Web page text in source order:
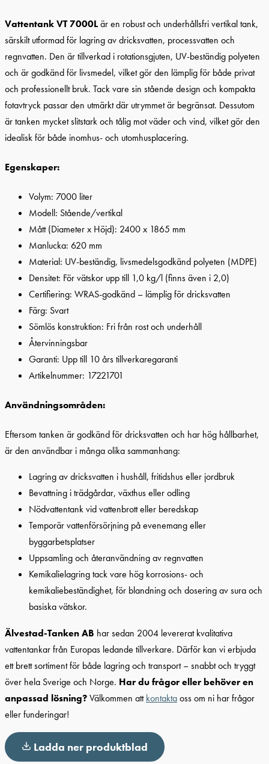
Vattentank VT 7000Lär en robust och underhållsfri vertikal tank,
särskilt utformad för lagring av dricksvatten, processvatten och
regnvatten. Den är tillverkad i rotationsgjuten, UV-beständig polyeten
och är godkänd för livsmedel, vilket gör den lämplig för både privat
och professionellt bruk. Tack vare sin stående design och kompakta
fotavtryck passar den utmärkt där utrymmet är begränsat. Dessutom
är tanken mycket slitstark och tålig mot väder och vind, vilket gör den
idealisk för både inomhus- och utomhusplacering.
Egenskaper:
Volym: 7000 liter
Modell: Stående/vertikal
Mått (Diameter x Höjd): 2400 x 1865 mm
Manlucka: 620 mm
Material: UV-beständig, livsmedelsgodkänd polyeten (MDPE)
Densitet: För vätskor upp till 1,0 kg/l (finns även i 2,0)
Certifiering: WRAS-godkänd – lämplig för dricksvatten
Färg: Svart
Sömlös konstruktion: Fri från rost och underhåll
Återvinningsbar
Garanti: Upp till 10 års tillverkaregaranti
Artikelnummer: 17221701
Användningsområden:
Eftersom tanken är godkänd för dricksvatten och har hög hållbarhet,
är den användbar i många olika sammanhang:
Lagring av dricksvatten i hushåll, fritidshus eller jordbruk
Bevattning i trädgårdar, växthus eller odling
Nödvattentank vid vattenbrott eller beredskap
Temporär vattenförsörjning på evenemang eller
byggarbetsplatser
Uppsamling och återanvändning av regnvatten
Kemikalielagring tack vare hög korrosions- och
kemikaliebeständighet, för blandning och dosering av sura och
basiska vätskor.
Älvestad-Tanken AB har sedan 2004 levererat kvalitativa
vattentankar från Europas ledande tillverkare. Därför kan vi erbjuda
ett brett sortiment för både lagring och transport – snabbt och tryggt
över hela Sverige och Norge. Har du frågor eller behöver en
anpassad lösning?Välkommen attkontaktaoss om ni har frågor
eller funderingar!
Ladda ner produktblad